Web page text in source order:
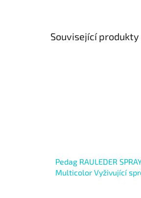
Související produkty
Pedag RAULEDER
Multicolor Vyživující